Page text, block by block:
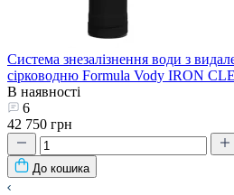
Система знезалізнення води з
сірководню Formula Vody IRON
В наявності
6
42 750 грн
До кошика